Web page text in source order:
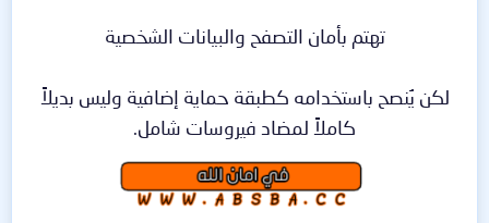
تهتم بأمان التصفح والبيانات الشخصية
لكن يُنصح باستخدامه كطبقة حماية إضافية وليس بديلاً
كاملاً لمضاد فيروسات شامل.